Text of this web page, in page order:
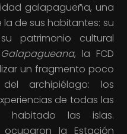
galapagueña, una
de sus habitantes: su
patrimonio cultural
Galapagueana, la FCD
un fragmento poco
archipiélago: los
de todas las
habitado las islas.
la Estación